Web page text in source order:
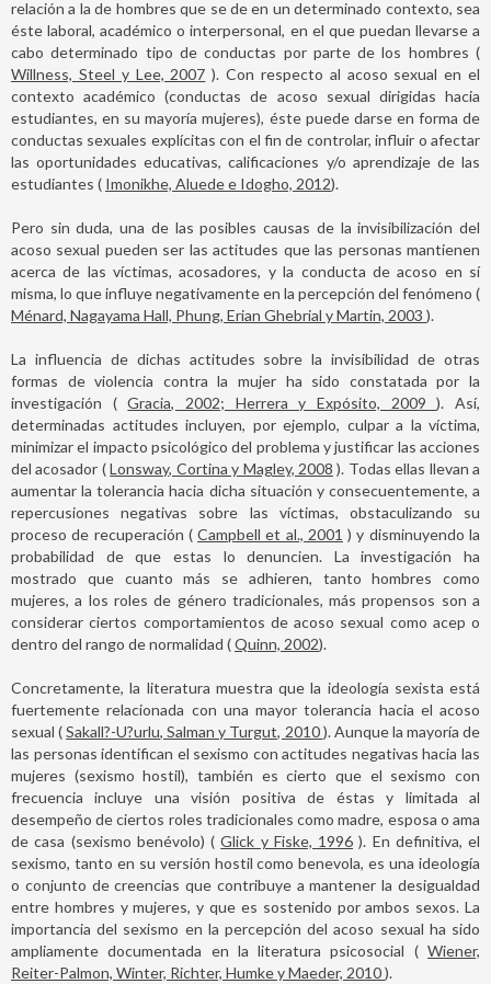
relación a la de hombres que se de en un determinado contexto, sea
éste laboral, académico o interpersonal, en el que puedan llevarse a
cabo determinado tipo de conductas por parte de los hombres (
Willness, Steel y Lee, 2007 ). Con respecto al acoso sexual en el
contexto académico (conductas de acoso sexual dirigidas hacia
estudiantes, en su mayoría mujeres), éste puede darse en forma de
conductas sexuales explícitas con el fin de controlar, influir o afectar
las oportunidades educativas, calificaciones y/o aprendizaje de las
estudiantes ( Imonikhe, Aluede e Idogho, 2012).
Pero sin duda, una de las posibles causas de la invisibilización del
acoso sexual pueden ser las actitudes que las personas mantienen
acerca de las víctimas, acosadores, y la conducta de acoso en sí
misma, lo que influye negativamente en la percepción del fenómeno (
Ménard, Nagayama Hall, Phung, Erian Ghebrial y Martin, 2003 ).
La influencia de dichas actitudes sobre la invisibilidad de otras
formas de violencia contra la mujer ha sido constatada por la
investigación (Gracia, 2002; Herrera y Expósito, 2009). Así,
determinadas actitudes incluyen, por ejemplo, culpar a la víctima,
minimizar el impacto psicológico del problema y justificar las acciones
del acosador (Lonsway, Cortina y Magley, 2008 ). Todas ellas llevan a
aumentar la tolerancia hacia dicha situación y consecuentemente, a
repercusiones negativas sobre las víctimas, obstaculizando su
proceso de recuperación (Campbell et al., 2001 ) y disminuyendo la
probabilidad de que estas lo denuncien. La investigación ha
mostrado que cuanto más se adhieren, tanto hombres como
mujeres, a los roles de género tradicionales, más propensos son a
considerar ciertos comportamientos de acoso sexual como acep o
dentro del rango de normalidad (Quinn, 2002).
Concretamente, la literatura muestra que la ideología sexista está
fuertemente relacionada con una mayor tolerancia hacia el acoso
sexual (Sakall?-U?urlu, Salman y Turgut, 2010). Aunque la mayoría de
las personas identifican el sexismo con actitudes negativas hacia las
mujeres (sexismo hostil), también es cierto que el sexismo con
frecuencia incluye una visión positiva de éstas y limitada al
desempeño de ciertos roles tradicionales como madre, esposa o ama
de casa (sexismo benévolo) (Glick y Fiske, 1996 ). En definitiva, el
sexismo, tanto en su versión hostil como benevola, es una ideología
o conjunto de creencias que contribuye a mantener la desigualdad
entre hombres y mujeres, y que es sostenido por ambos sexos. La
importancia del sexismo en la percepción del acoso sexual ha sido
ampliamente documentada en la literatura psicosocial ( Wiener,
Reiter-Palmon, Winter, Richter, Humke y Maeder, 2010).